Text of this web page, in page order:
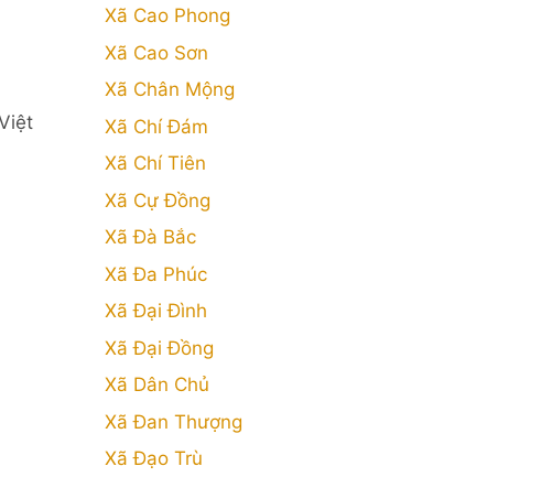
Xã Cao Phong
Xã Cao Sơn
Xã Chân Mộng
Xã Chí Đám
Xã Chí Tiên
Xã Cự Đồng
Xã Đà Bắc
Xã Đa Phúc
Xã Đại Đình
Xã Đại Đồng
Xã Dân Chủ
Xã Đan Thượng
Xã Đạo Trù